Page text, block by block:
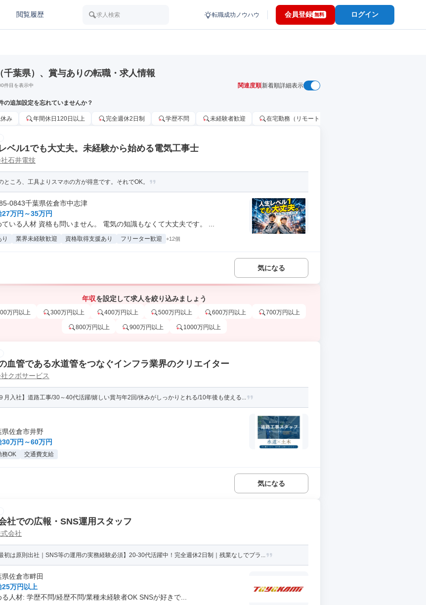
閲覧履歴 求人検索 転職成功ノウハウ 会員登録 無料 ログイン
千葉県）、賞与ありの転職・求人情報
件目を表示中 関連度順新着順詳細表示
の追加設定を忘れていませんか？
み 年間休日120日以上 完全週休2日制 学歴不問 未経験者歓迎 在宅勤務（リモートワーク）OK
ベル1でも大丈夫。未経験から始める電気工事士
石井電技
ところ、工具よりスマホの方が得意です。それでOK。
0843千葉県佐倉市中志津
27万円～35万円
ている人材 資格も問いません。 電気の知識もなくて大丈夫です。 ...
業界未経験歓迎 資格取得支援あり フリーター歓迎 +12個
気になる
年収を設定して求人を絞り込みましょう
万円以上 300万円以上 400万円以上 500万円以上 600万円以上 700万円以上
800万円以上 900万円以上 1000万円以上
血管である水道管をつなぐインフラ業界のクリエイター
クボサービス
９月入社】道路工事/30～40代活躍/嬉しい賞与年2回/休みがしっかりとれる/10年後も使える...
県佐倉市井野
30万円～60万円
務OK 交通費支給
気になる
社での広報・SNS運用スタッフ
会社
最初は原則出社｜SNS等の運用の実務経験必須】20-30代活躍中！完全週休2日制｜残業なしでプラ...
県佐倉市畔田
25万円以上
る人材: 学歴不問/経歴不問/業種未経験者OK SNSが好きで...